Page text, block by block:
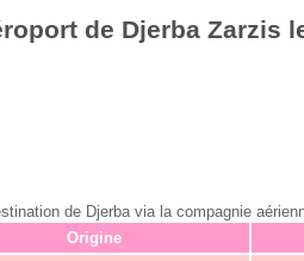
de Djerba Zarzis
de Djerba via la compagnie
Origine